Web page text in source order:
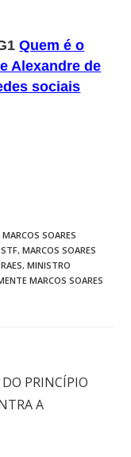
Quem é o
Alexandre de
sociais
MARCOS SOARES
, MARCOS SOARES
, MINISTRO
MARCOS SOARES
PRINCÍPIO
A